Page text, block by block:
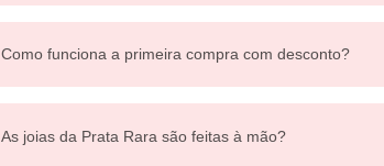
Como funciona a primeira compra com desconto?
As joias da Prata Rara são feitas à mão?